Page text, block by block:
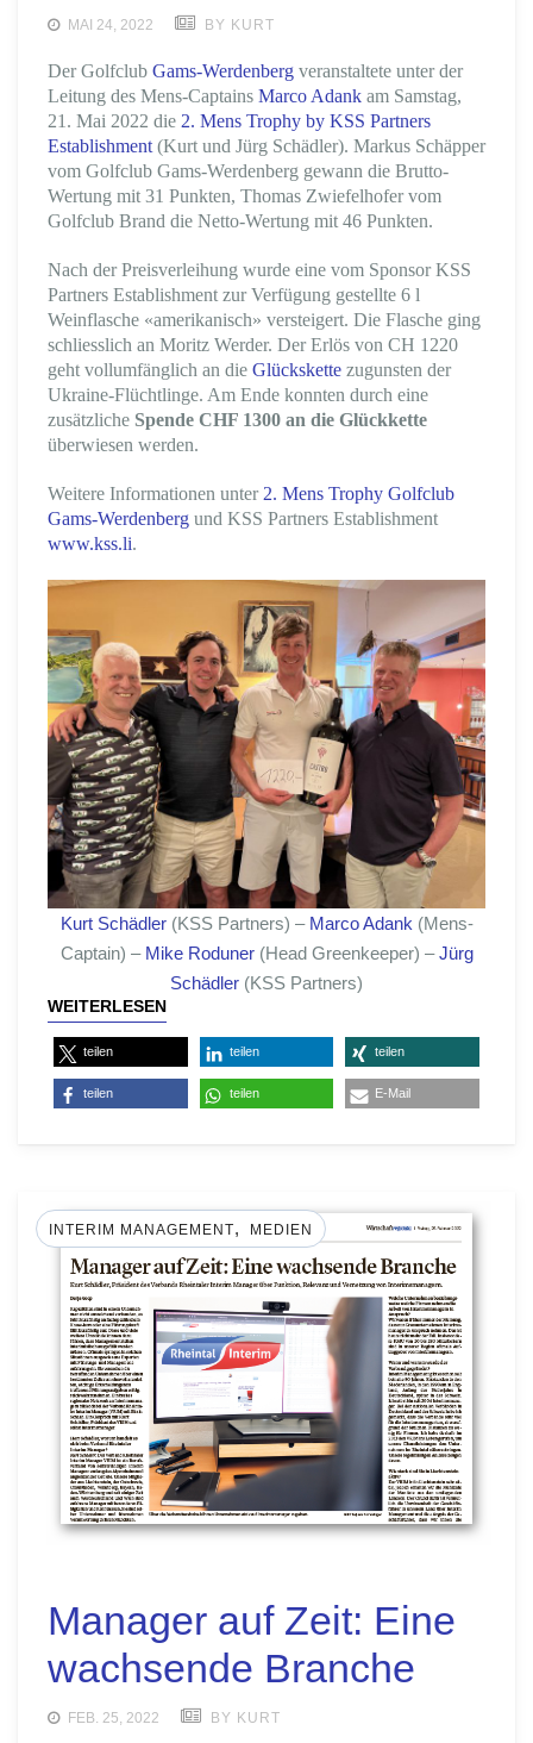
MAI 24, 2022 BY KURT
Der Golfclub Gams-Werdenberg veranstaltete unter der
Leitung des Mens-Captains Marco Adank am Samstag,
21. Mai 2022 die 2. Mens Trophy by KSS Partners
Establishment(Kurt und Jürg Schädler). Markus Schäpper
vom Golfclub Gams-Werdenberg gewann die Brutto-
Wertung mit 31 Punkten, Thomas Zwiefelhofer vom
Golfclub Brand die Netto-Wertung mit 46 Punkten.
Nach der Preisverleihung wurde eine vom Sponsor KSS
Partners Establishment zur Verfügung gestellte 6 l
Weinflasche «amerikanisch» versteigert. Die Flasche ging
schliesslich an Moritz Werder. Der Erlös von CH 1220
geht vollumfänglich an die Glückskette zugunsten der
Ukraine-Flüchtlinge. Am Ende konnten durch eine
zusätzliche Spende CHF 1300 an die Glückkette
überwiesen werden.
Weitere Informationen unter2. Mens Trophy Golfclub
Gams-Werdenberg und KSS Partners Establishment
www.kss.li.
Kurt Schädler(KSS Partners) – Marco Adank(Mens-
Captain) – Mike Roduner(Head Greenkeeper) –Jürg
Schädler (KSS Partners)
WEITERLESEN
teilen teilen teilen
teilen teilen E-Mail
INTERIM MANAGEMENT, MEDIEN
Manager auf Zeit: Eine
wachsende Branche
FEB. 25, 2022 BY KURT